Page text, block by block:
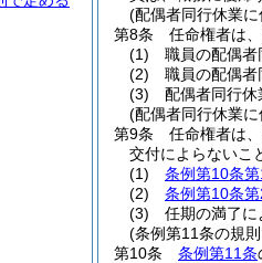
(配偶者同行休業
第8条
任命権者は
(1)
職員の配偶者
(2)
職員の配偶
(3)
配偶者同行
(配偶者同行休業
第9条
任命権者は
交付によらないこ
(1)
条例第10条
(2)
条例第10条
(3)
任期の満了
(条例第11条の規
第10条
条例第11条